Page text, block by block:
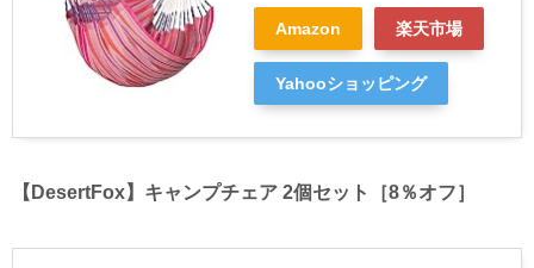
Amazon 楽天市場
Yahooショッピング
【DesertFox】キャンプチェア 2個セット［8％オフ］